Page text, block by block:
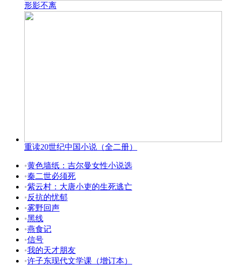
形影不离
重读20世纪中国小说（全二册）
•黄色墙纸：吉尔曼女性小说选
•秦二世必须死
•紫云村：大唐小吏的生死逃亡
•反抗的忧郁
•雾野回声
•黑线
•燕食记
•信号
•我的天才朋友
•许子东现代文学课（增订本）